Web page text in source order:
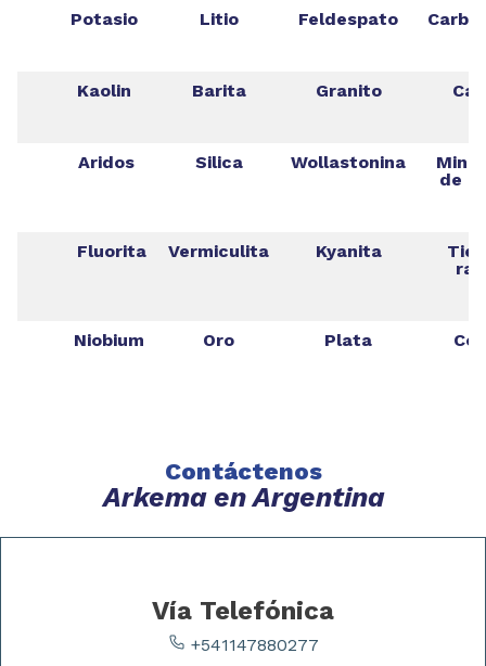
Potasio Litio Feldespato
Kaolin Barita Granito
Aridos Silica Wollastonina
de
Fluorita Vermiculita Kyanita
Niobium Oro Plata
Contáctenos
Arkema en Argentina
Vía Telefónica
+541147880277